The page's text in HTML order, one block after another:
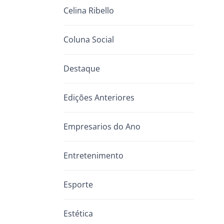
Celina Ribello
Coluna Social
Destaque
Edições Anteriores
Empresarios do Ano
Entretenimento
Esporte
Estética